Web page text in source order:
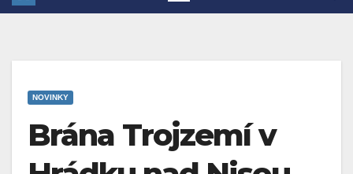
NOVINKY
Brána Trojzemí v